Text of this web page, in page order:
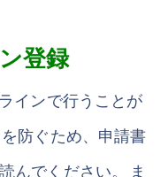
登録
インで行うことが
防ぐため、申請書
んでください。 ま